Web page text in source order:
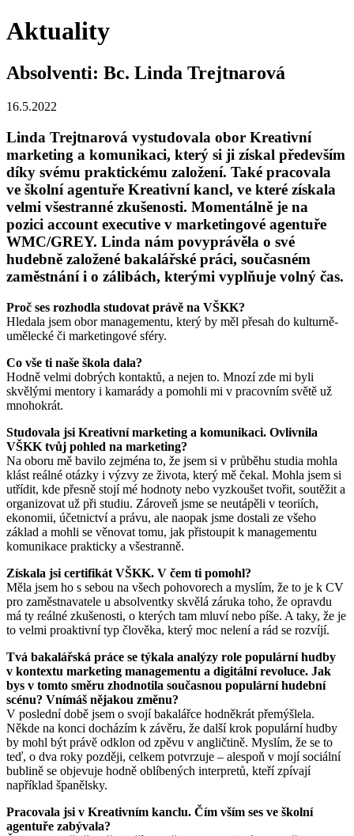
Aktuality
Absolventi: Bc. Linda Trejtnarová
16.5.2022
Linda Trejtnarová vystudovala obor Kreativní
marketing a komunikaci, který si ji získal především
díky svému praktickému založení. Také pracovala
ve školní agentuře Kreativní kancl, ve které získala
velmi všestranné zkušenosti. Momentálně je na
pozici account executive v marketingové agentuře
WMC/GREY. Linda nám povyprávěla o své
hudebně založené bakalářské práci, současném
zaměstnání i o zálibách, kterými vyplňuje volný čas.
Proč ses rozhodla studovat právě na VŠKK?
Hledala jsem obor managementu, který by měl přesah do kulturně-
umělecké či marketingové sféry.
Co vše ti naše škola dala?
Hodně velmi dobrých kontaktů, a nejen to. Mnozí zde mi byli
skvělými mentory i kamarády a pomohli mi v pracovním světě už
mnohokrát.
Studovala jsi Kreativní marketing a komunikaci. Ovlivnila
VŠKK tvůj pohled na marketing?
Na oboru mě bavilo zejména to, že jsem si v průběhu studia mohla
klást reálné otázky i výzvy ze života, který mě čekal. Mohla jsem si
utřídit, kde přesně stojí mé hodnoty nebo vyzkoušet tvořit, soutěžit a
organizovat už při studiu. Zároveň jsme se neutápěli v teoriích,
ekonomii, účetnictví a právu, ale naopak jsme dostali ze všeho
základ a mohli se věnovat tomu, jak přistoupit k managementu
komunikace prakticky a všestranně.
Získala jsi certifikát VŠKK. V čem ti pomohl?
Měla jsem ho s sebou na všech pohovorech a myslím, že to je k CV
pro zaměstnavatele u absolventky skvělá záruka toho, že opravdu
má ty reálné zkušenosti, o kterých tam mluví nebo píše. A taky, že je
to velmi proaktivní typ člověka, který moc nelení a rád se rozvíjí.
Tvá bakalářská práce se týkala analýzy role populární hudby
v kontextu marketing managementu a digitální revoluce. Jak
bys v tomto směru zhodnotila současnou populární hudební
scénu? Vnímáš nějakou změnu?
V poslední době jsem o svojí bakalářce hodněkrát přemýšlela.
Někde na konci docházím k závěru, že další krok populární hudby
by mohl být právě odklon od zpěvu v angličtině. Myslím, že se to
teď, o dva roky později, celkem potvrzuje – alespoň v mojí sociální
bublině se objevuje hodně oblíbených interpretů, kteří zpívají
například španělsky.
Pracovala jsi v Kreativním kanclu. Čím vším ses ve školní
agentuře zabývala?